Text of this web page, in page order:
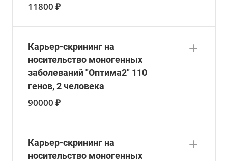
11800 ₽
Карьер-скрининг на
носительство моногенных
заболеваний "Оптима2" 110
генов, 2 человека
90000 ₽
Карьер-скрининг на
носительство моногенных